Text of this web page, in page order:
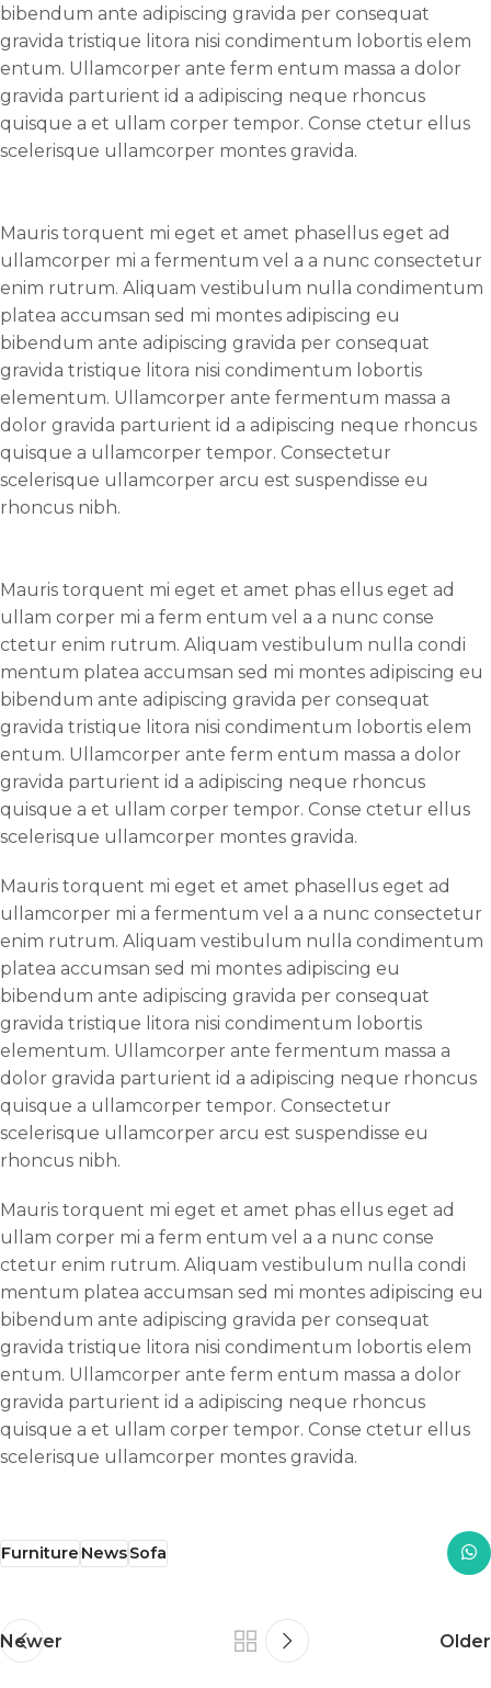
bibendum ante adipiscing gravida per consequat
gravida tristique litora nisi condimentum lobortis elem
entum. Ullamcorper ante ferm entum massa a dolor
gravida parturient id a adipiscing neque rhoncus
quisque a et ullam corper tempor. Conse ctetur ellus
scelerisque ullamcorper montes gravida.
Mauris torquent mi eget et amet phasellus eget ad
ullamcorper mi a fermentum vel a a nunc consectetur
enim rutrum. Aliquam vestibulum nulla condimentum
platea accumsan sed mi montes adipiscing eu
bibendum ante adipiscing gravida per consequat
gravida tristique litora nisi condimentum lobortis
elementum. Ullamcorper ante fermentum massa a
dolor gravida parturient id a adipiscing neque rhoncus
quisque a ullamcorper tempor. Consectetur
scelerisque ullamcorper arcu est suspendisse eu
rhoncus nibh.
Mauris torquent mi eget et amet phas ellus eget ad
ullam corper mi a ferm entum vel a a nunc conse
ctetur enim rutrum. Aliquam vestibulum nulla condi
mentum platea accumsan sed mi montes adipiscing eu
bibendum ante adipiscing gravida per consequat
gravida tristique litora nisi condimentum lobortis elem
entum. Ullamcorper ante ferm entum massa a dolor
gravida parturient id a adipiscing neque rhoncus
quisque a et ullam corper tempor. Conse ctetur ellus
scelerisque ullamcorper montes gravida.
Mauris torquent mi eget et amet phasellus eget ad
ullamcorper mi a fermentum vel a a nunc consectetur
enim rutrum. Aliquam vestibulum nulla condimentum
platea accumsan sed mi montes adipiscing eu
bibendum ante adipiscing gravida per consequat
gravida tristique litora nisi condimentum lobortis
elementum. Ullamcorper ante fermentum massa a
dolor gravida parturient id a adipiscing neque rhoncus
quisque a ullamcorper tempor. Consectetur
scelerisque ullamcorper arcu est suspendisse eu
rhoncus nibh.
Mauris torquent mi eget et amet phas ellus eget ad
ullam corper mi a ferm entum vel a a nunc conse
ctetur enim rutrum. Aliquam vestibulum nulla condi
mentum platea accumsan sed mi montes adipiscing eu
bibendum ante adipiscing gravida per consequat
gravida tristique litora nisi condimentum lobortis elem
entum. Ullamcorper ante ferm entum massa a dolor
gravida parturient id a adipiscing neque rhoncus
quisque a et ullam corper tempor. Conse ctetur ellus
scelerisque ullamcorper montes gravida.
FurnitureNewsSofa
Newer Older